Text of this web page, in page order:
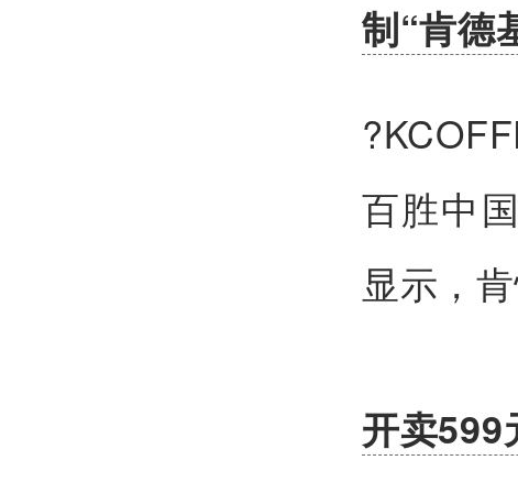
制“肯德
百胜中
显示，
开卖599